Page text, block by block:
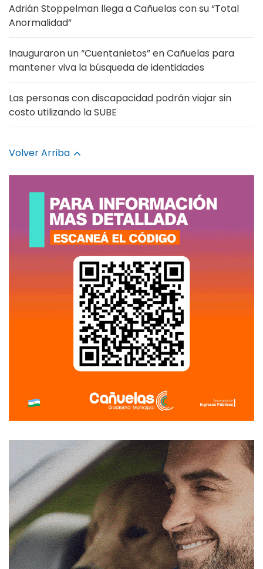
Adrián Stoppelman llega a Cañuelas con su “Total
Anormalidad”
Inauguraron un “Cuentanietos” en Cañuelas para
mantener viva la búsqueda de identidades
Las personas con discapacidad podrán viajar sin
costo utilizando la SUBE
Volver Arriba